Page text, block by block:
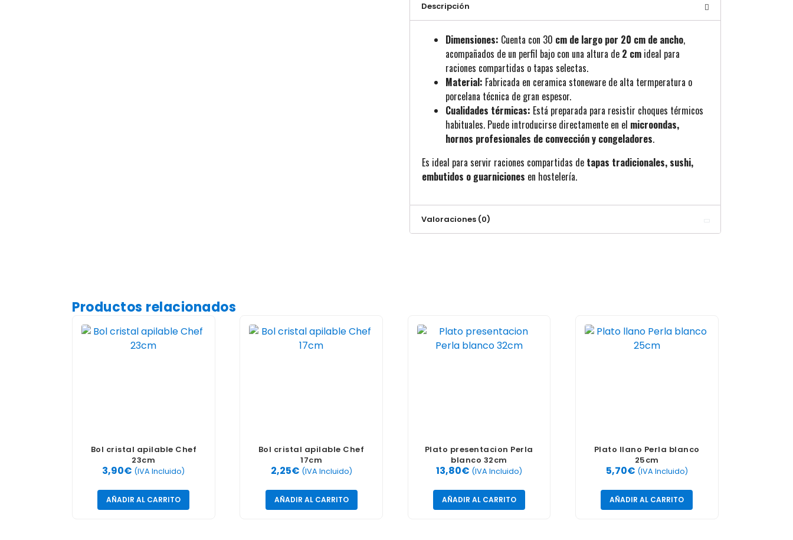
Descripción
Dimensiones: Cuenta con 30 cm de largo por 20 cm de ancho,
acompañados de un perfil bajo con una altura de 2 cm ideal para
raciones compartidas o tapas selectas.
Material: Fabricada en ceramica stoneware de alta termperatura o
porcelana técnica de gran espesor.
Cualidades térmicas: Está preparada para resistir choques térmicos
habituales. Puede introducirse directamente en el microondas,
hornos profesionales de convección y congeladores.
Es ideal para servir raciones compartidas de tapas tradicionales, sushi,
embutidos o guarniciones en hostelería.
Valoraciones (0)
Productos relacionados
Bol cristal apilable Chef
23cm
3,90€ (IVA Incluido)
AÑADIR AL CARRITO
Bol cristal apilable Chef
17cm
2,25€ (IVA Incluido)
AÑADIR AL CARRITO
Plato presentacion Perla
blanco 32cm
13,80€ (IVA Incluido)
AÑADIR AL CARRITO
Plato llano Perla blanco
25cm
5,70€ (IVA Incluido)
AÑADIR AL CARRITO